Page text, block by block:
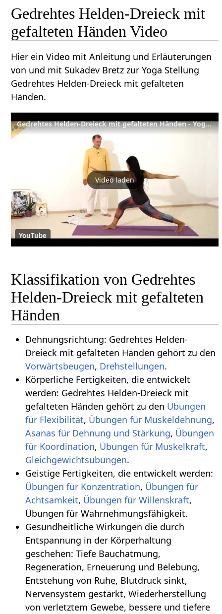
Gedrehtes Helden-Dreieck mit
gefalteten Händen Video
Hier ein Video mit Anleitung und Erläuterungen
von und mit Sukadev Bretz zur Yoga Stellung
Gedrehtes Helden-Dreieck mit gefalteten
Händen.
Gedrehtes Helden-Dreieck mit gefalteten Händen - Yoga Asana Lexikon
Video laden
YouTube
Klassifikation von Gedrehtes
Helden-Dreieck mit gefalteten
Händen
Dehnungsrichtung: Gedrehtes Helden-
Dreieck mit gefalteten Händen gehört zu den
Vorwärtsbeugen, Drehstellungen.
Körperliche Fertigkeiten, die entwickelt
werden: Gedrehtes Helden-Dreieck mit
gefalteten Händen gehört zu den Übungen
für Flexibilität, Übungen für Muskeldehnung,
Asanas für Dehnung und Stärkung, Übungen
für Koordination, Übungen für Muskelkraft,
.
Geistige Fertigkeiten, die entwickelt werden:
Übungen für Konzentration, Übungen für
Achtsamkeit, Übungen für Willenskraft,
Übungen für Wahrnehmungsfähigkeit.
Gesundheitliche Wirkungen die durch
Entspannung in der Körperhaltung
geschehen‏‎: Tiefe Bauchatmung,
Regeneration, Erneuerung und Belebung,
Entstehung von Ruhe, Blutdruck sinkt,
Nervensystem gestärkt, Wiederherstellung
von verletztem Gewebe, bessere und tiefere